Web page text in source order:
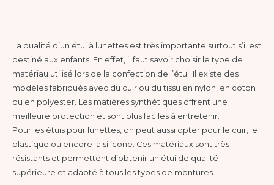
La qualité d’un étui à lunettes est très importante surtout s’il est
destiné aux enfants. En effet, il faut savoir choisir le type de
matériau utilisé lors de la confection de l’étui. Il existe des
modèles fabriqués avec du cuir ou du tissu en nylon, en coton
ou en polyester. Les matières synthétiques offrent une
meilleure protection et sont plus faciles à entretenir.
Pour les étuis pour lunettes, on peut aussi opter pour le cuir, le
plastique ou encore la silicone. Ces matériaux sont très
résistants et permettent d’obtenir un étui de qualité
supérieure et adapté à tous les types de montures.